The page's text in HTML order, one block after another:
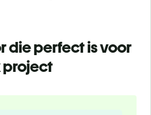
die perfect is voor
project